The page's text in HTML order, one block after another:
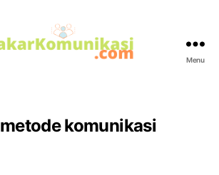
Menu
metode komunikasi